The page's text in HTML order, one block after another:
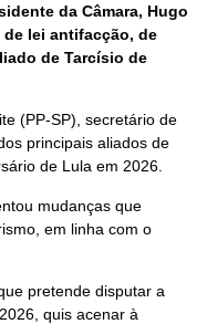
da Câmara, Hugo
lei antifacção, de
de Tarcísio de
(PP-SP), secretário de
principais aliados de
de Lula em 2026.
mudanças que
em linha com o
pretende disputar a
quis acenar à